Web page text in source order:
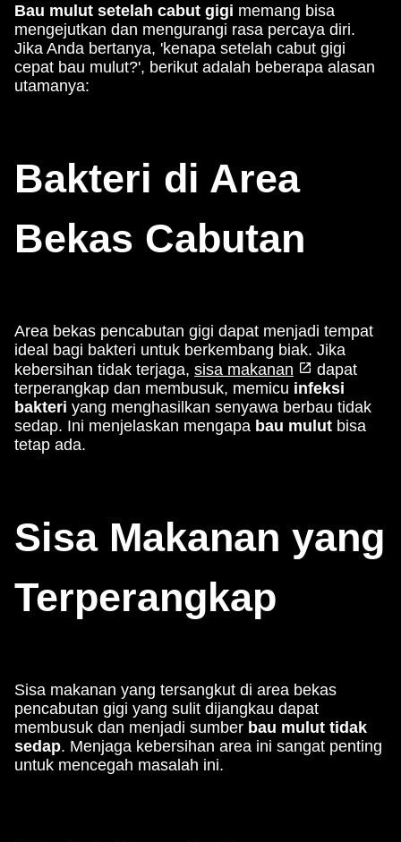
Bau mulut setelah cabut gigi memang bisa
mengejutkan dan mengurangi rasa percaya diri.
Jika Anda bertanya, 'kenapa setelah cabut gigi
cepat bau mulut?', berikut adalah beberapa alasan
utamanya:
Bakteri di Area
Bekas Cabutan
Area bekas pencabutan gigi dapat menjadi tempat
ideal bagi bakteri untuk berkembang biak. Jika
kebersihan tidak terjaga, sisa makanan
dapat
terperangkap dan membusuk, memicu infeksi
bakteri yang menghasilkan senyawa berbau tidak
sedap. Ini menjelaskan mengapa bau mulut bisa
tetap ada.
Sisa Makanan yang
Terperangkap
Sisa makanan yang tersangkut di area bekas
pencabutan gigi yang sulit dijangkau dapat
membusuk dan menjadi sumber bau mulut tidak
sedap. Menjaga kebersihan area ini sangat penting
untuk mencegah masalah ini.